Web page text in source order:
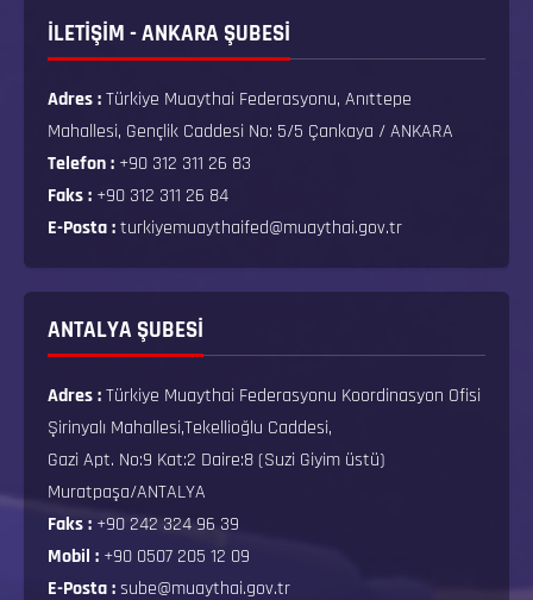
İLETİŞİM - ANKARA ŞUBESİ
Adres :Türkiye Muaythai Federasyonu, Anıttepe
Mahallesi, Gençlik Caddesi No: 5/5 Çankaya / ANKARA
Telefon : +90 312 311 26 83
Faks : +90 312 311 26 84
E-Posta :turkiyemuaythaifed@muaythai.gov.tr
ANTALYA ŞUBESİ
Adres :Türkiye Muaythai Federasyonu Koordinasyon Ofisi
Şirinyalı Mahallesi,Tekellioğlu Caddesi,
Gazi Apt. No:9 Kat:2 Daire:8 (Suzi Giyim üstü)
Muratpaşa/ANTALYA
Faks : +90 242 324 96 39
Mobil : +90 0507 205 12 09
E-Posta :sube@muaythai.gov.tr